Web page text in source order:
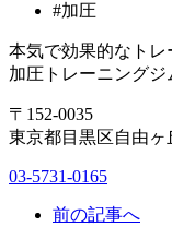
#加圧
本気で効果的なトレ
加圧トレーニングジ
〒152-0035
東京都目黒区自由ヶ
03-5731-0165
前の記事へ